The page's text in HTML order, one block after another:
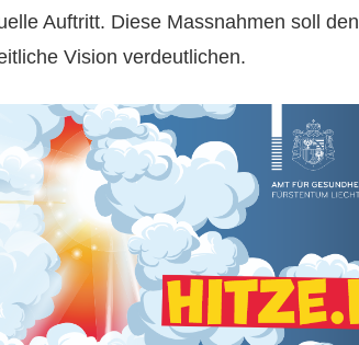
Auftritt. Diese Massnahmen soll den
Vision verdeutlichen.